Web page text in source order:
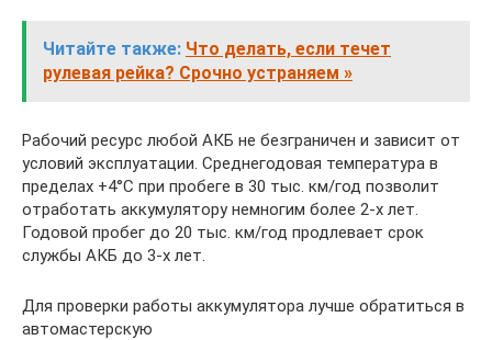
Читайте также: Что делать, если течет
рулевая рейка? Срочно устраняем »
Рабочий ресурс любой АКБ не безграничен и зависит от
условий эксплуатации. Среднегодовая температура в
пределах +4°С при пробеге в 30 тыс. км/год позволит
отработать аккумулятору немногим более 2-х лет.
Годовой пробег до 20 тыс. км/год продлевает срок
службы АКБ до 3-х лет.
Для проверки работы аккумулятора лучше обратиться в
автомастерскую